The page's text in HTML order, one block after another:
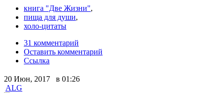
книга "Две Жизни",
пища для души,
холо-цитаты
31 комментарий
Оставить комментарий
Ссылка
20 Июн, 2017 в 01:26
ALG